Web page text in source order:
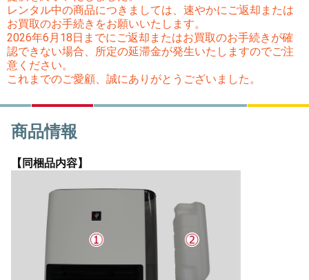
レンタル中の商品につきましては、速やかにご返却または
お買取のお手続きをお願いいたします。
2026年6月18日までにご返却またはお買取のお手続きが確
認できない場合、所定の延滞金が発生いたしますのでご注
意ください。
これまでのご愛顧、誠にありがとうございました。
商品情報
【同梱品内容】